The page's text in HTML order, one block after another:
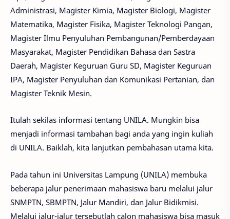
Administrasi, Magister Kimia, Magister Biologi, Magister
Matematika, Magister Fisika, Magister Teknologi Pangan,
Magister Ilmu Penyuluhan Pembangunan/Pemberdayaan
Masyarakat, Magister Pendidikan Bahasa dan Sastra
Daerah, Magister Keguruan Guru SD, Magister Keguruan
IPA, Magister Penyuluhan dan Komunikasi Pertanian, dan
Magister Teknik Mesin.
Itulah sekilas informasi tentang UNILA. Mungkin bisa
menjadi informasi tambahan bagi anda yang ingin kuliah
di UNILA. Baiklah, kita lanjutkan pembahasan utama kita.
Pada tahun ini Universitas Lampung (UNILA) membuka
beberapa jalur penerimaan mahasiswa baru melalui jalur
SNMPTN, SBMPTN, Jalur Mandiri, dan Jalur Bidikmisi.
Melalui jalur-jalur tersebutlah calon mahasiswa bisa masuk